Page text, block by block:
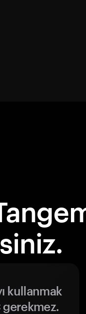
kullanmak
gerekmez.